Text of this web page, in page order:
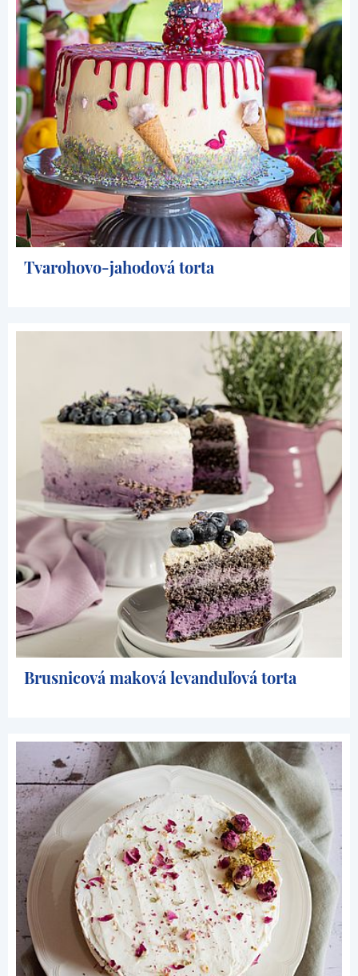
Tvarohovo-jahodová torta
Brusnicová maková levanduľová torta